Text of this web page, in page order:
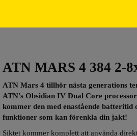
ATN MARS 4 384 2-
ATN Mars 4 tillhör nästa generations
ATN's Obsidian IV Dual Core
kommer den med enastående
funktioner som kan förenkla din jakt!
Siktet kommer komplett att använda